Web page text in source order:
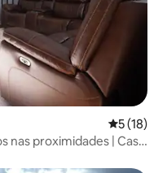
5 de uma
5 (18)
nas proximidades | Casa